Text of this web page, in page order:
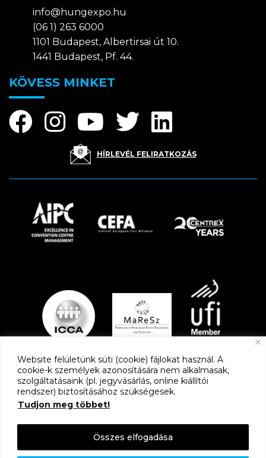
Website felületünk süti (cookie) fájlokat használ. A
cookie-k személyek azonosítására nem alkalmasak,
szolgáltatásaink (pl. jegyvásárlás, online kiállítói
rendszer) biztosításához szükségesek.
Tudjon meg többet!
Összes elfogadása
info@hungexpo.hu
(06 1) 263 6000
1101 Budapest, Albertirsai út 10.
1441 Budapest, Pf. 44.
KÖVESS MINKET
HÍRLEVÉL FELIRATKOZÁS
PARTNEREK